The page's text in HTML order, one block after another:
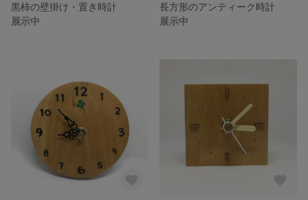
黒柿の壁掛け・置き時計
展示中
長方形のアンティーク時計
展示中